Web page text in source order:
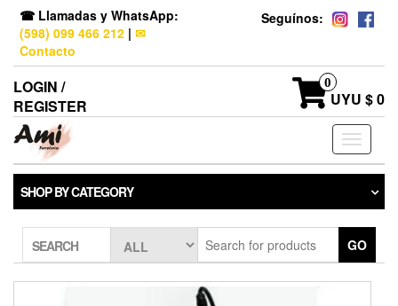
☎ Llamadas y WhatsApp:
(598) 099 466 212 | ✉
Contacto
Seguínos:
LOGIN /
REGISTER
0
UYU $ 0
Toggle
SHOP BY CATEGORY
SEARCH GO